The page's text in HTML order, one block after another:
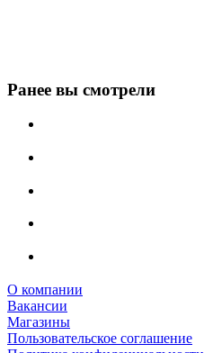
Ранее вы смотрели
О компании
Вакансии
Магазины
Пользовательское соглашение